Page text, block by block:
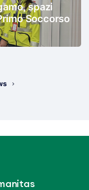
spazi
Soccorso